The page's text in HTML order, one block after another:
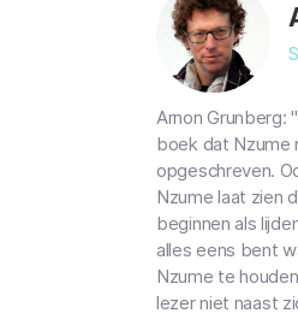
Arnon Grunberg:
boek dat Nzume
opgeschreven.
Nzume laat zien
beginnen als
alles eens bent
Nzume te
lezer niet naast